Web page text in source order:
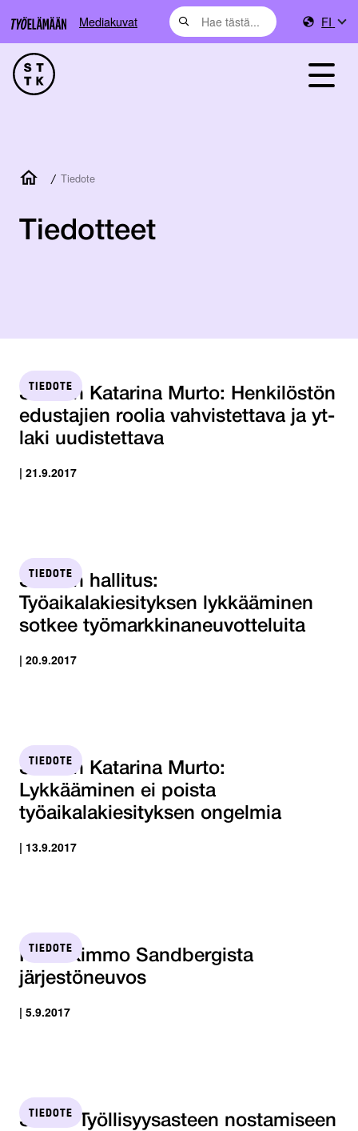
Mediakuvat FI
/ Tiedote
Tiedotteet
TIEDOTE
STTK:n Katarina Murto: Henkilöstön
edustajien roolia vahvistettava ja yt-
laki uudistettava
| 21.9.2017
TIEDOTE
STTK:n hallitus:
Työaikalakiesityksen lykkääminen
sotkee työmarkkinaneuvotteluita
| 20.9.2017
TIEDOTE
STTK:n Katarina Murto:
Lykkääminen ei poista
työaikalakiesityksen ongelmia
| 13.9.2017
TIEDOTE
RIAn Kimmo Sandbergista
järjestöneuvos
| 5.9.2017
TIEDOTE
STTK: Työllisyysasteen nostamiseen